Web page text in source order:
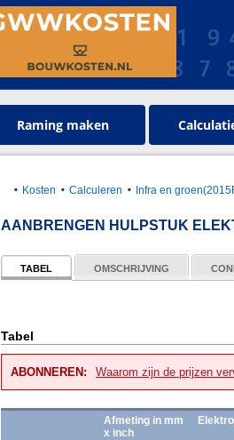
Raming maken
Kosten Calculeren Infra en
AANBRENGEN HULPSTUK
TABEL OMSCHRIJVING
Tabel
ABONNEREN: Waarom zijn de prijzen
Afmeting in mm
x inch